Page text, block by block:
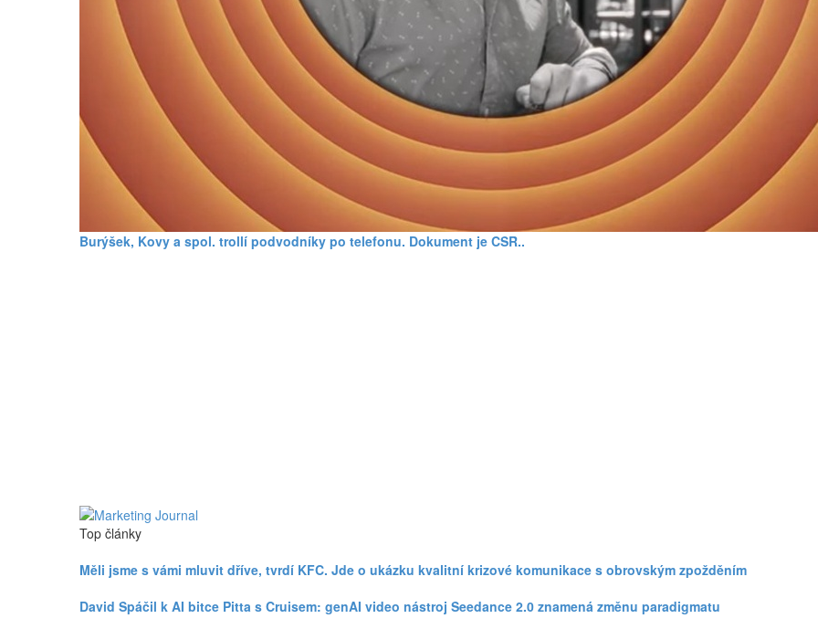
Burýšek, Kovy a spol. trollí podvodníky po telefonu. Dokument je CSR..
Top články
Měli jsme s vámi mluvit dříve, tvrdí KFC. Jde o ukázku kvalitní krizové komunikace s obrovským zpožděním
David Spáčil k AI bitce Pitta s Cruisem: genAI video nástroj Seedance 2.0 znamená změnu paradigmatu